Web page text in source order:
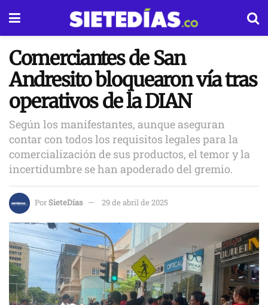
Comerciantes de San
Andresito bloquearon vía tras
operativos de la DIAN
Según los manifestantes, aunque aseguran
contar con todos los requisitos legales para la
comercialización de sus productos, el temor y la
incertidumbre se han apoderado del gremio.
PorSieteDías 29 de abril de 2025